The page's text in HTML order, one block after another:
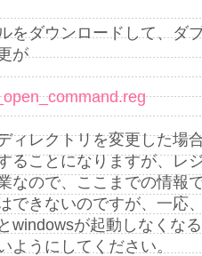
をダウンロードして、ダ
が
ィレクトリを変更した場
ることになりますが、レ
なので、ここまでの情報
できないのですが、一応
windowsが起動しなくな
ようにしてください。